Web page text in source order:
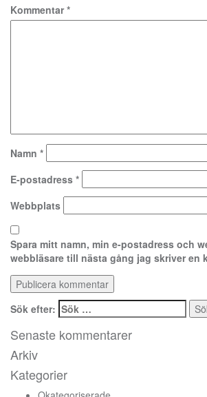
Kommentar*
Namn *
E-postadress *
Webbplats
Spara mitt namn, min e-postadress och
webbläsare till nästa gång jag skriver en
Sök efter:
Senaste kommentarer
Arkiv
Kategorier